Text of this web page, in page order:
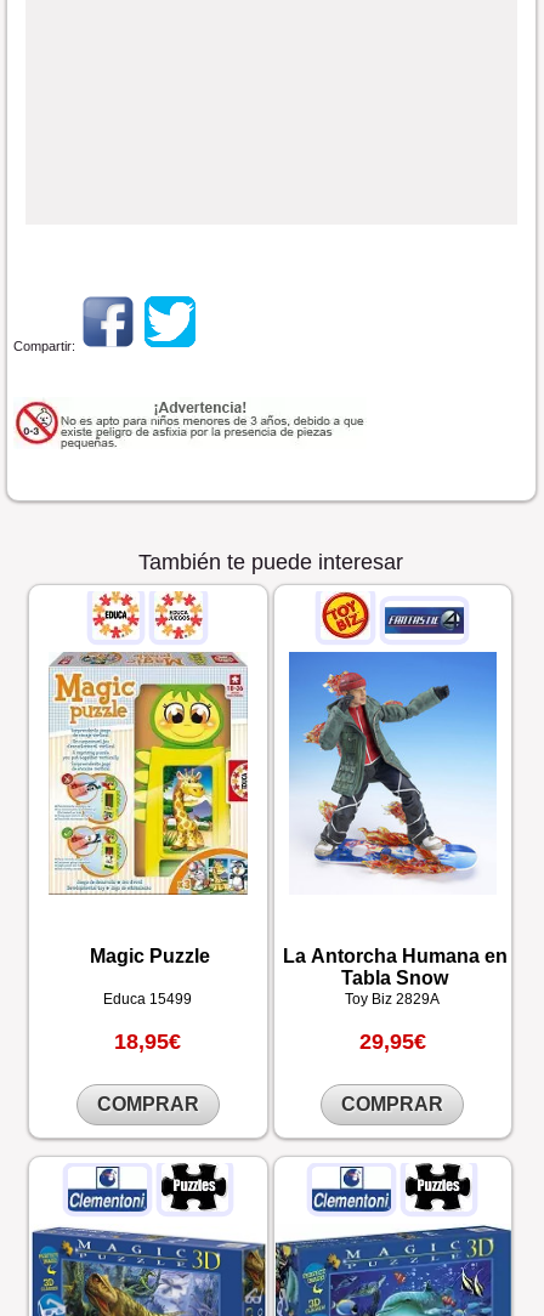
Compartir:
También te puede interesar
Magic Puzzle
Educa 15499
18,95€
COMPRAR
La Antorcha Humana en
Tabla Snow
Toy Biz 2829A
29,95€
COMPRAR